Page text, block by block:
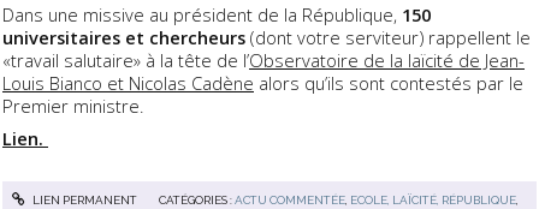
Dans une missive au président de la République, 150
universitaires et chercheurs (dont votre serviteur) rappellent le
«travail salutaire» à la tête de l’Observatoire de la laïcité de Jean-
Louis Bianco et Nicolas Cadène alors qu’ils sont contestés par le
Premier ministre.
Lien.
LIEN PERMANENT CATÉGORIES :ACTU COMMENTÉE, ECOLE, LAÏCITÉ, RÉPUBLIQUE,